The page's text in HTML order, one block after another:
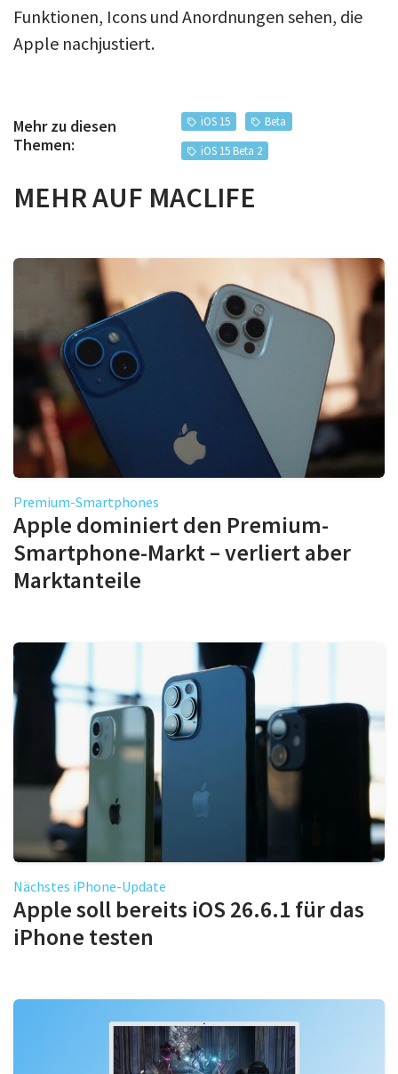
Funktionen, Icons und Anordnungen sehen, die
Apple nachjustiert.
Mehr zu diesen
Themen:
iOS 15
Beta
iOS 15 Beta 2
MEHR AUF MACLIFE
Premium-Smartphones
Apple dominiert den Premium-
Smartphone-Markt – verliert aber
Marktanteile
Nächstes iPhone-Update
Apple soll bereits iOS 26.6.1 für das
iPhone testen